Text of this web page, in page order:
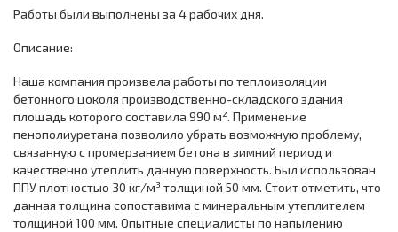
Работы были выполнены за 4 рабочих дня.
Описание:
Наша компания произвела работы по теплоизоляции
бетонного цоколя производственно-складского здания
площадь которого составила 990 м². Применение
пенополиуретана позволило убрать возможную проблему,
связанную с промерзанием бетона в зимний период и
качественно утеплить данную поверхность. Был использован
ППУ плотностью 30 кг/м³ толщиной 50 мм. Стоит отметить, что
данная толщина сопоставима с минеральным утеплителем
толщиной 100 мм. Опытные специалисты по напылению